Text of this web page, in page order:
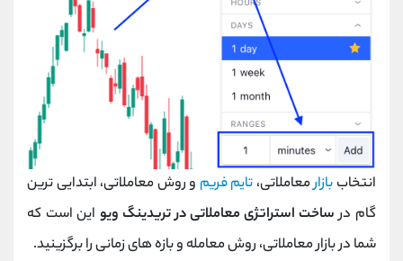
انتخاب بازارمعاملاتی، تایم فریم و روش معاملاتی، ابتدایی ترین
گام درساخت استراتژی معاملاتی در تریدینگ ویواین است که
شما در بازار معاملاتی، روش معامله و بازه های زمانی را برگزینید.